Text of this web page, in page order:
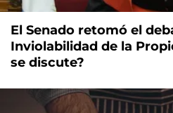
El Senado retomó el
Inviolabilidad de la
se discute?